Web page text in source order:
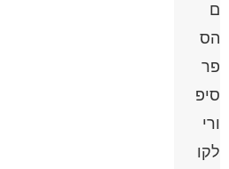
ם
הס
פר
סיפ
ורי
לקו